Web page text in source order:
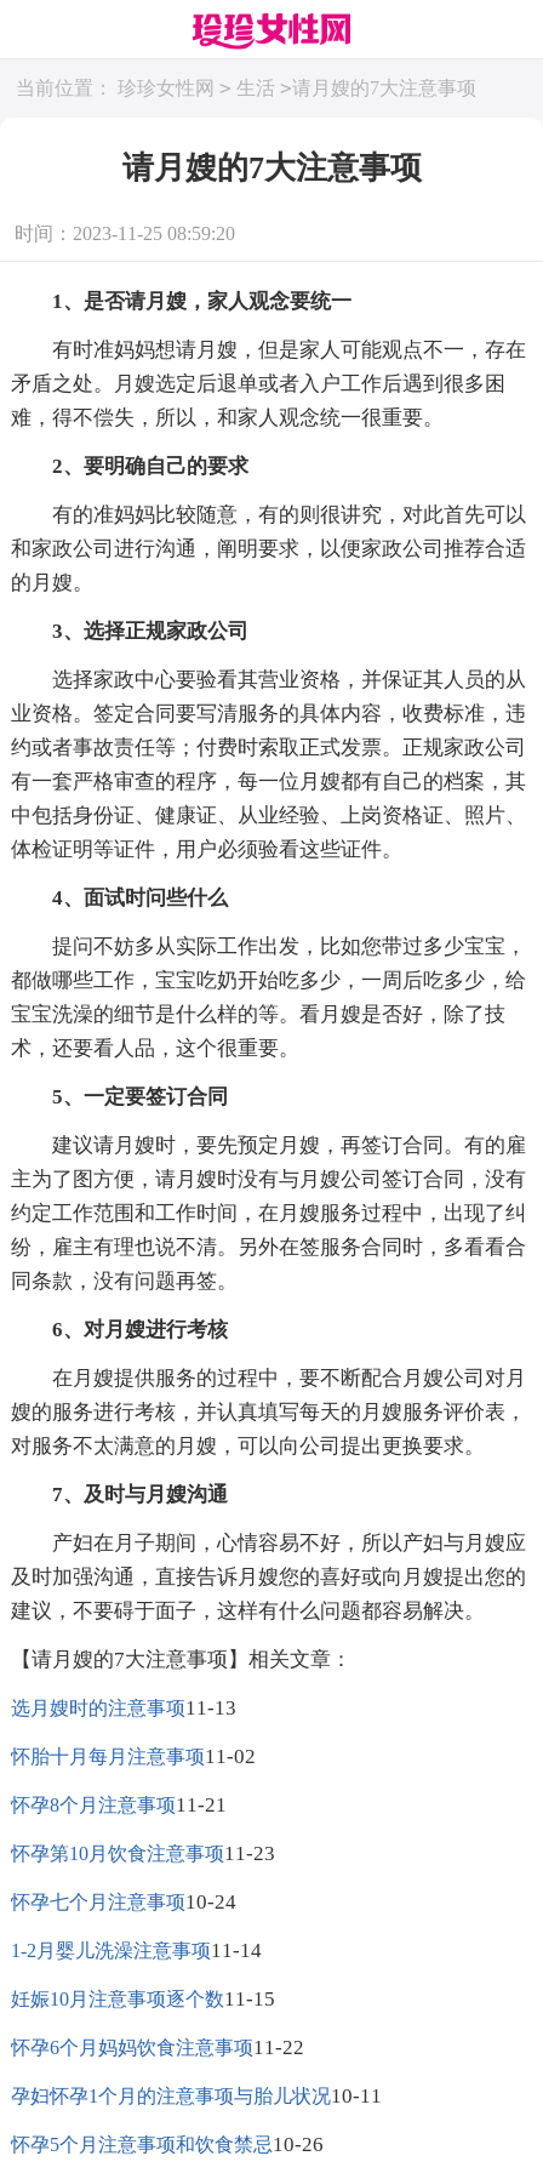
当前位置： 珍珍女性网 > 生活 >请月嫂的7大注意事项
请月嫂的7大注意事项
时间：2023-11-25 08:59:20
1、是否请月嫂，家人观念要统一
有时准妈妈想请月嫂，但是家人可能观点不一，存在
矛盾之处。月嫂选定后退单或者入户工作后遇到很多困
难，得不偿失，所以，和家人观念统一很重要。
2、要明确自己的要求
有的准妈妈比较随意，有的则很讲究，对此首先可以
和家政公司进行沟通，阐明要求，以便家政公司推荐合适
的月嫂。
3、选择正规家政公司
选择家政中心要验看其营业资格，并保证其人员的从
业资格。签定合同要写清服务的具体内容，收费标准，违
约或者事故责任等；付费时索取正式发票。正规家政公司
有一套严格审查的程序，每一位月嫂都有自己的档案，其
中包括身份证、健康证、从业经验、上岗资格证、照片、
体检证明等证件，用户必须验看这些证件。
4、面试时问些什么
提问不妨多从实际工作出发，比如您带过多少宝宝，
都做哪些工作，宝宝吃奶开始吃多少，一周后吃多少，给
宝宝洗澡的细节是什么样的等。看月嫂是否好，除了技
术，还要看人品，这个很重要。
5、一定要签订合同
建议请月嫂时，要先预定月嫂，再签订合同。有的雇
主为了图方便，请月嫂时没有与月嫂公司签订合同，没有
约定工作范围和工作时间，在月嫂服务过程中，出现了纠
纷，雇主有理也说不清。另外在签服务合同时，多看看合
同条款，没有问题再签。
6、对月嫂进行考核
在月嫂提供服务的过程中，要不断配合月嫂公司对月
嫂的服务进行考核，并认真填写每天的月嫂服务评价表，
对服务不太满意的月嫂，可以向公司提出更换要求。
7、及时与月嫂沟通
产妇在月子期间，心情容易不好，所以产妇与月嫂应
及时加强沟通，直接告诉月嫂您的喜好或向月嫂提出您的
建议，不要碍于面子，这样有什么问题都容易解决。
【请月嫂的7大注意事项】相关文章：
选月嫂时的注意事项11-13
怀胎十月每月注意事项11-02
怀孕8个月注意事项11-21
怀孕第10月饮食注意事项11-23
怀孕七个月注意事项10-24
1-2月婴儿洗澡注意事项11-14
妊娠10月注意事项逐个数11-15
怀孕6个月妈妈饮食注意事项11-22
孕妇怀孕1个月的注意事项与胎儿状况10-11
怀孕5个月注意事项和饮食禁忌10-26